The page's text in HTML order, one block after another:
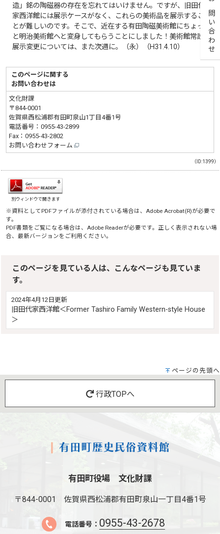
お問い合わせ
造」銘の陶磁器の存在を忘れてはいけません。ですが、旧田代
家西洋館には展示ケースがなく、これらの美術品を展示するこ
とが難しいのです。そこで、近在する有田陶磁美術館にちょっ
と明治美術館へと変身してもらうことにしました！美術館常設
展示変更については、また次週に。（永）（H31.4.10）
このページに関する
お問い合わせは
文化財課
〒844-0001
佐賀県西松浦郡有田町泉山1丁目4番1号
電話番号：0955-43-2899
Fax：0955-43-2802
お問い合わせフォーム
（ID:1399）
別ウィンドウで開きます
※資料としてPDFファイルが添付されている場合は、Adobe Acrobat(R)が必要で
す。
PDF書類をご覧になる場合は、Adobe Readerが必要です。正しく表示されない場
合、最新バージョンをご利用ください。
このページを見ている人は、こんなページも見ていま
す。
2024年4月12日更新
旧田代家西洋館＜Former Tashiro Family Western-style House
＞
ページの先頭へ
行政TOPへ
有田町役場 文化財課
〒844-0001 佐賀県西松浦郡有田町泉山一丁目4番1号
電話番号： 0955-43-2678